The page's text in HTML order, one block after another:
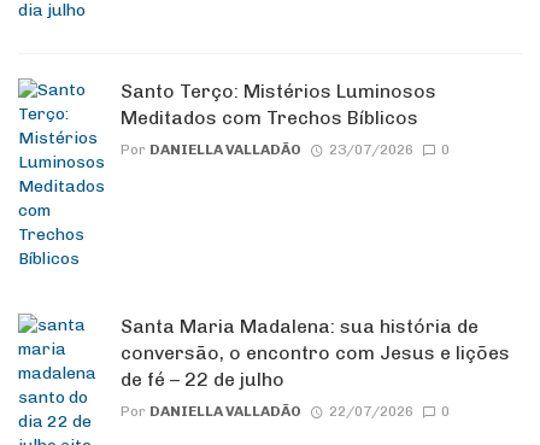
Santo Terço: Mistérios Luminosos
Meditados com Trechos Bíblicos
Por DANIELLA VALLADÃO 23/07/2026 0
Santa Maria Madalena: sua história de
conversão, o encontro com Jesus e lições
de fé – 22 de julho
Por DANIELLA VALLADÃO 22/07/2026 0